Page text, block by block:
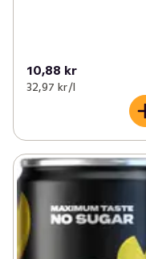
10,88 kr
32,97 kr /l